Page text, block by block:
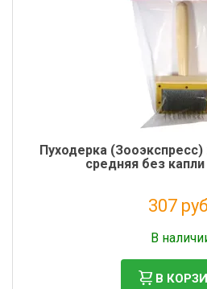
Пуходерка
средняя без
307
В
В